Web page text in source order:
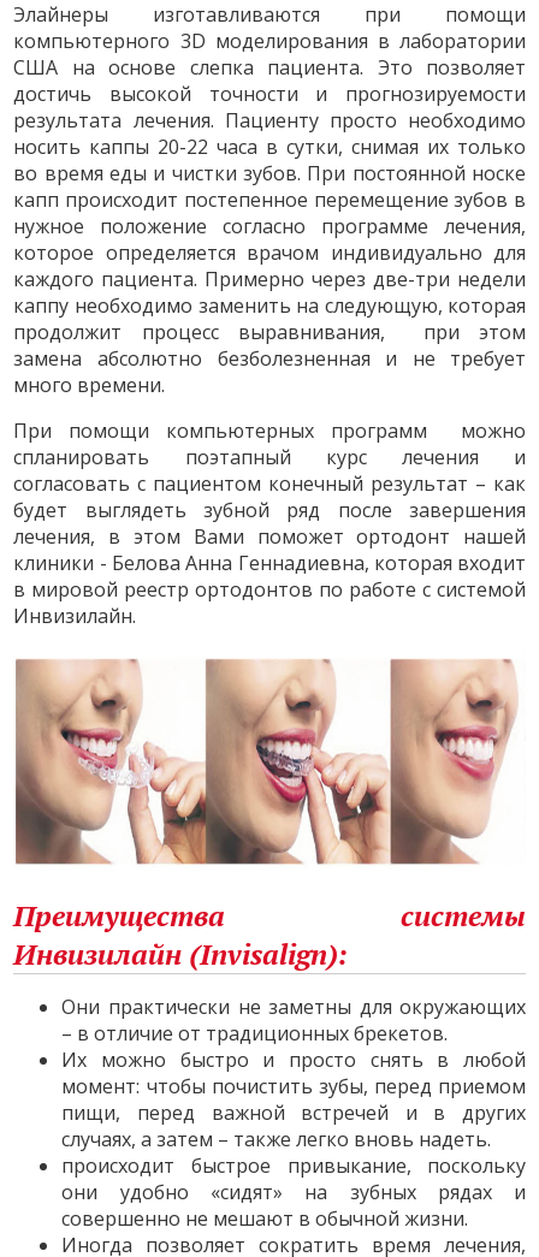
Элайнеры изготавливаются при помощи
компьютерного 3D моделирования в лаборатории
США на основе слепка пациента. Это позволяет
достичь высокой точности и прогнозируемости
результата лечения. Пациенту просто необходимо
носить каппы 20-22 часа в сутки, снимая их только
во время еды и чистки зубов. При постоянной носке
капп происходит постепенное перемещение зубов в
нужное положение согласно программе лечения,
которое определяется врачом индивидуально для
каждого пациента. Примерно через две-три недели
каппу необходимо заменить на следующую, которая
продолжит процесс выравнивания, при этом
замена абсолютно безболезненная и не требует
много времени.
При помощи компьютерных программ можно
спланировать поэтапный курс лечения и
согласовать с пациентом конечный результат – как
будет выглядеть зубной ряд после завершения
лечения, в этом Вами поможет ортодонт нашей
клиники - Белова Анна Геннадиевна, которая входит
в мировой реестр ортодонтов по работе с системой
Инвизилайн.
Преимущества системы
Инвизилайн (Invisalign):
Они практически не заметны для окружающих
– в отличие от традиционных брекетов.
Их можно быстро и просто снять в любой
момент: чтобы почистить зубы, перед приемом
пищи, перед важной встречей и в других
случаях, а затем – также легко вновь надеть.
происходит быстрое привыкание, поскольку
они удобно «сидят» на зубных рядах и
совершенно не мешают в обычной жизни.
Иногда позволяет сократить время лечения,